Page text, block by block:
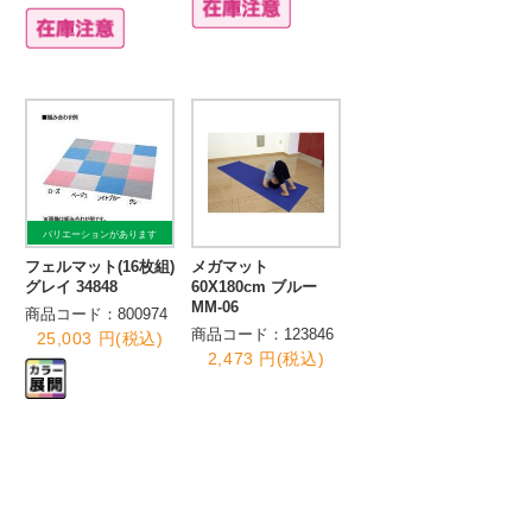
バリエーションがあります
フェルマット(16枚組)
グレイ 34848
商品コード：800974
25,003 円(税込)
メガマット
60X180cm ブルー
MM-06
商品コード：123846
2,473 円(税込)